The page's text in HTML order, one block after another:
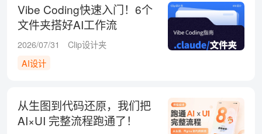
Vibe Coding快速入门！6个
文件夹搭好AI工作流
2026/07/31
Clip设计夹
AI设计
从生图到代码还原，我们把
AI×UI 完整流程跑通了！